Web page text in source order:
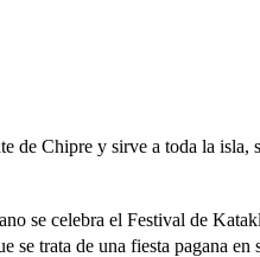
Chipre y sirve a toda la isla,
celebra el Festival de
trata de una fiesta pagana